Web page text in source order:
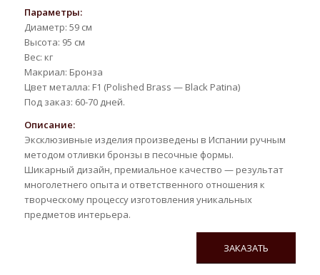
Параметры:
Диаметр: 59 см
Высота: 95 см
Вес: кг
Макриал: Бронза
Цвет металла: F1 (Polished Brass — Black Patina)
Под заказ: 60-70 дней.
Описание:
Эксклюзивные изделия произведены в Испании ручным
методом отливки бронзы в песочные формы.
Шикарный дизайн, премиальное качество — результат
многолетнего опыта и ответственного отношения к
творческому процессу изготовления уникальных
предметов интерьера.
ЗАКАЗАТЬ